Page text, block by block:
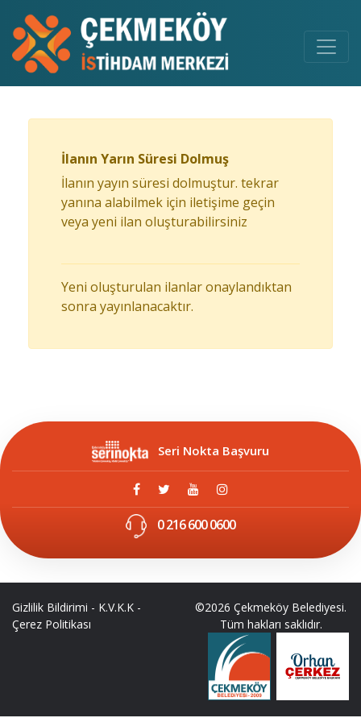
İlanın Yarın Süresi Dolmuş
İlanın yayın süresi dolmuştur. tekrar
yanına alabilmek için iletişime geçin
veya yeni ilan oluşturabilirsiniz
Yeni oluşturulan ilanlar onaylandıktan
sonra yayınlanacaktır.
Seri Nokta Başvuru
0 216 600 0600
Gizlilik Bildirimi - K.V.K.K -
Çerez Politikası
©2026 Çekmeköy Belediyesi.
Tüm hakları saklıdır.